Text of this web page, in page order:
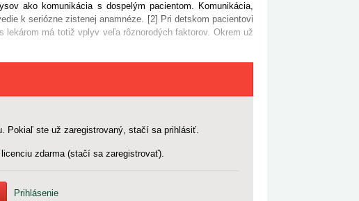
ako komunikácia s dospelým pacientom. Komunikácia,
k seriózne zistenej anamnéze. [2] Pri detskom pacientovi
má totiž vplyv veľa rôznorodých faktorov. Okrem už
Pokiaľ ste už zaregistrovaný, stačí sa prihlásiť.
zdarma (stačí sa zaregistrovať).
Prihlásenie